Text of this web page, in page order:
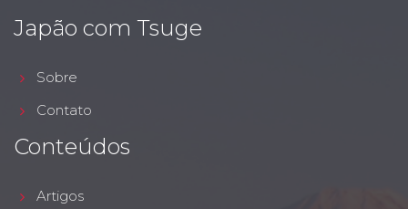
Japão com Tsuge
Sobre
Contato
Conteúdos
Artigos